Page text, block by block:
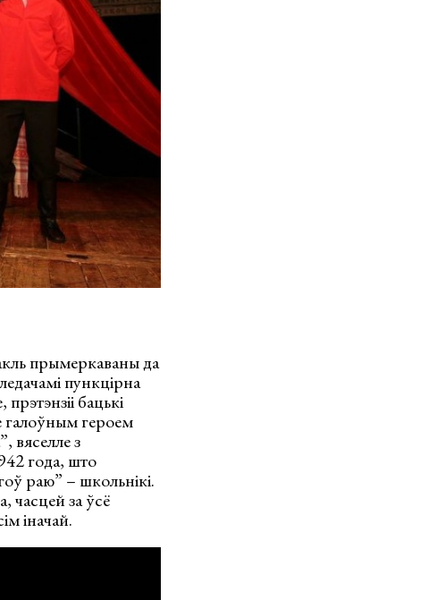
прымеркаваны да
пункцірна
бацькі
галоўным героем
вяселле з
года, што
раю” – школьнікі.
часцей за ўсё
іначай.